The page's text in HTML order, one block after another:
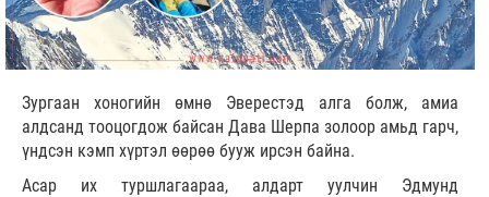
Зургаан хоногийн өмнө Эверестэд алга болж, амиа
алдсанд тооцогдож байсан Дава Шерпа золоор амьд гарч,
үндсэн кэмп хүртэл өөрөө бууж ирсэн байна.
Асар их туршлагаараа, алдарт уулчин Эдмунд